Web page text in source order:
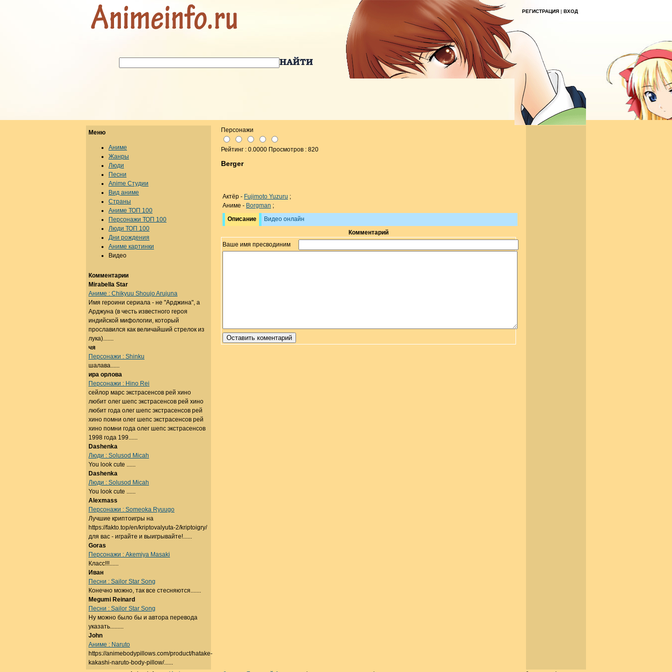
РЕГИСТРАЦИЯ | ВХОД
Персонажи
Рейтинг : 0.0000 Просмотров : 820
Berger
Актёр - Fujimoto Yuzuru ;
Аниме - Borgman ;
Описание
Видео онлайн
Комментарий
Ваше имя пресводиним
Меню
Аниме
Жанры
Люди
Песни
Anime Студии
Вид аниме
Страны
Аниме ТОП 100
Персонажи ТОП 100
Люди ТОП 100
Дни рождения
Аниме картинки
Видео
Комментарии
Mirabella Star
Аниме : Chikyuu Shoujo Arujuna
Имя героини сериала - не "Арджина", а
Арджуна (в честь известного героя
индийской мифологии, который
прославился как величайший стрелок из
лука).......
чя
Персонажи : Shinku
шалава......
ира орлова
Персонажи : Hino Rei
сейлор марс экстрасенсов рей хино
любит олег шепс экстрасенсов рей хино
любит года олег шепс экстрасенсов рей
хино помни олег шепс экстрасенсов рей
хино помни года олег шепс экстрасенсов
1998 года 199......
Dashenka
Люди : Solusod Micah
You look cute ......
Dashenka
Люди : Solusod Micah
You look cute ......
Alexmass
Персонажи : Someoka Ryuugo
Лучшие криптоигры на
https://fakto.top/en/kriptovalyuta-2/kriptoigry/
для вас - играйте и выигрывайте!......
Goras
Персонажи : Akemiya Masaki
Класс!!!......
Иван
Песни : Sailor Star Song
Конечно можно, так все стесняются.......
Megumi Reinard
Песни : Sailor Star Song
Ну можно было бы и автора перевода
указать.........
John
Аниме : Naruto
https://animebodypillows.com/product/hatake-
kakashi-naruto-body-pillow/......